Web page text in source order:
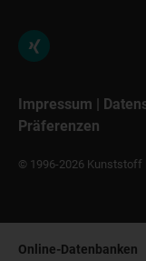
Impressum |
Präferenzen
© 1996-2026 Kunststoff
Online-Datenbanken